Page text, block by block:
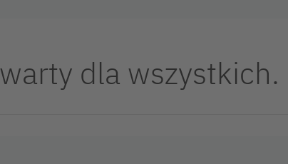
dla wszystkich.